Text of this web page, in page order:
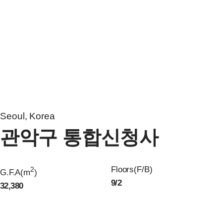
Seoul, Korea
관악구 통합신청사
G.F.A(m2)
32,380
Floors(F/B)
9/2